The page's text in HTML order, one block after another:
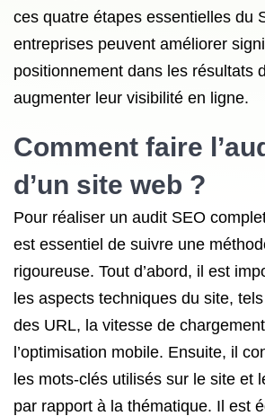
ces quatre étapes essentielles du
entreprises peuvent améliorer
positionnement dans les résultats
augmenter leur visibilité en ligne.
Comment faire
d’un site web ?
Pour réaliser un audit SEO
est essentiel de suivre une
rigoureuse. Tout d’abord, il est
les aspects techniques du site,
des URL, la vitesse de
l’optimisation mobile. Ensuite, il
les mots-clés utilisés sur le site et
par rapport à la thématique. Il est